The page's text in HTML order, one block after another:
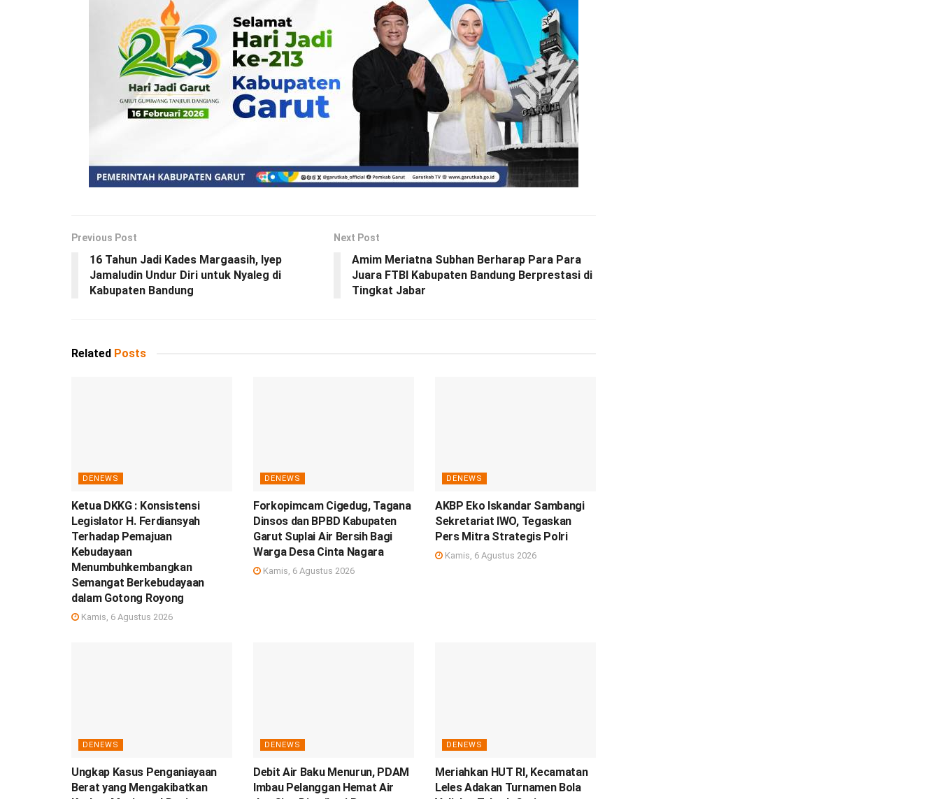
Previous Post
16 Tahun Jadi Kades Margaasih, Iyep
Jamaludin Undur Diri untuk Nyaleg di
Kabupaten Bandung
Next Post
Amim Meriatna Subhan Berharap Para Para
Juara FTBI Kabupaten Bandung Berprestasi di
Tingkat Jabar
Related Posts
DENEWS
Ketua DKKG : Konsistensi
Legislator H. Ferdiansyah
Terhadap Pemajuan
Kebudayaan
Menumbuhkembangkan
Semangat Berkebudayaan
dalam Gotong Royong
Kamis, 6 Agustus 2026
DENEWS
Forkopimcam Cigedug, Tagana
Dinsos dan BPBD Kabupaten
Garut Suplai Air Bersih Bagi
Warga Desa Cinta Nagara
Kamis, 6 Agustus 2026
DENEWS
AKBP Eko Iskandar Sambangi
Sekretariat IWO, Tegaskan
Pers Mitra Strategis Polri
Kamis, 6 Agustus 2026
DENEWS
Ungkap Kasus Penganiayaan
Berat yang Mengakibatkan
DENEWS
Debit Air Baku Menurun, PDAM
Imbau Pelanggan Hemat Air
DENEWS
Meriahkan HUT RI, Kecamatan
Leles Adakan Turnamen Bola